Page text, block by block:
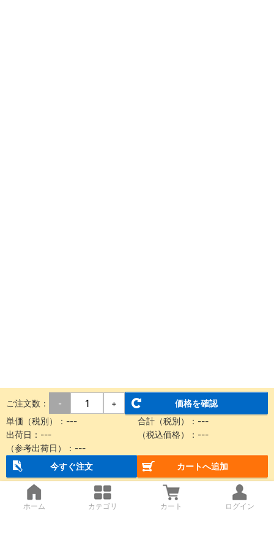
ご注文数： - +
価格を確認
単価（税別）： --- 合計（税別）： ---
出荷日： --- （税込価格）： ---
（参考出荷日）： ---
今すぐ注文
カートへ追加
ホーム カテゴリ カート ログイン